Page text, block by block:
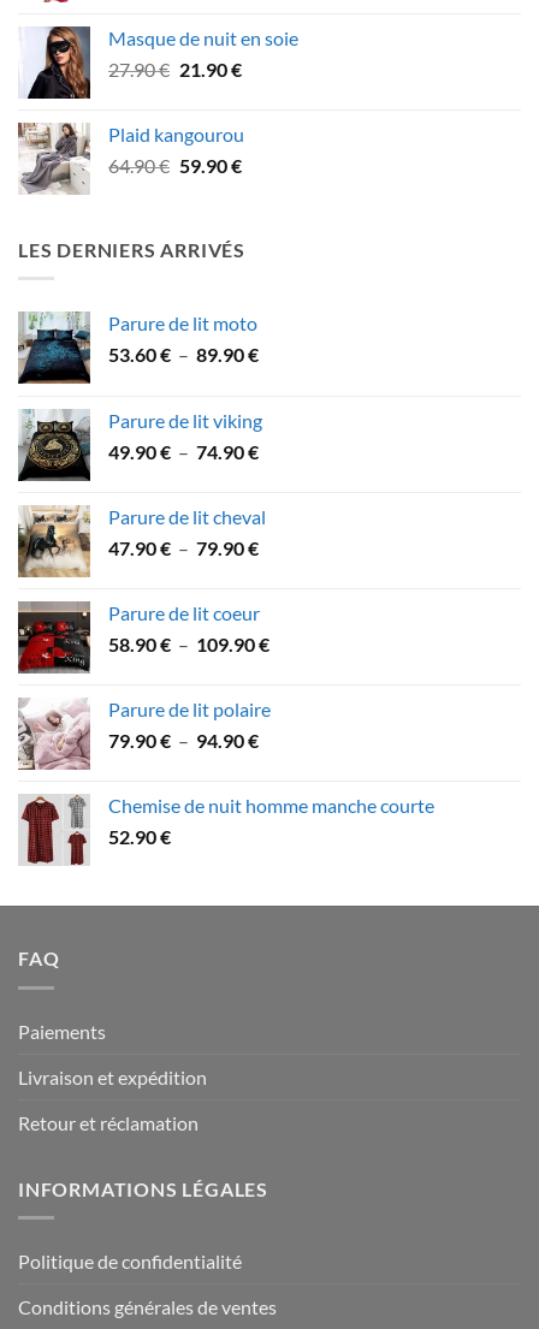
Masque de nuit en soie
27.90€ Le
était :
27.90 €.
21.90€Le
est :
21.90 €.
Plaid kangourou
64.90€ Le
était :
64.90 €.
59.90€Le
est :
59.90 €.
LES DERNIERS ARRIVÉS
Parure de lit moto
53.60€ – 89.90€Plage
53.60 €
à
Parure de lit viking
49.90€ – 74.90€Plage
49.90 €
à
Parure de lit cheval
47.90€ – 79.90€Plage
à
Parure de lit coeur
58.90€ – 109.90€Plage
58.90 €
Parure de lit polaire
79.90€ – 94.90€Plage
79.90 €
Chemise de nuit homme manche courte
52.90€
FAQ
Paiements
Livraison et expédition
Retour et réclamation
INFORMATIONS LÉGALES
Politique de confidentialité
Conditions générales de ventes